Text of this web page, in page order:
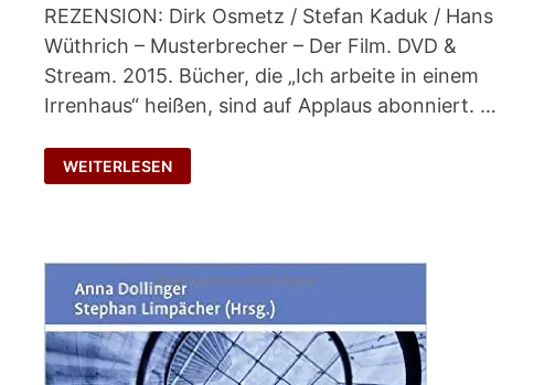
REZENSION: Dirk Osmetz / Stefan Kaduk / Hans
Wüthrich – Musterbrecher – Der Film. DVD &
Stream. 2015. Bücher, die „Ich arbeite in einem
Irrenhaus“ heißen, sind auf Applaus abonniert. …
VORBILDER
IN
FÜHRUNG
WEITERLESEN